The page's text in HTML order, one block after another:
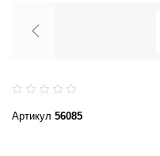
Артикул 56085